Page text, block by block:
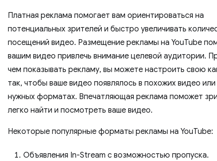
Платная реклама помогает вам ориентироваться на
потенциальных зрителей и быстро увеличивать
посещений видео. Размещение рекламы на YouTube
вашим видео привлечь внимание целевой аудитории.
чем показывать рекламу, вы можете настроить свою
так, чтобы ваше видео появлялось в похожих видео или
нужных форматах. Впечатляющая реклама поможет
легко найти и посмотреть ваше видео.
Некоторые популярные форматы рекламы на YouTube:
Объявления In-Stream с возможностью пропуска.